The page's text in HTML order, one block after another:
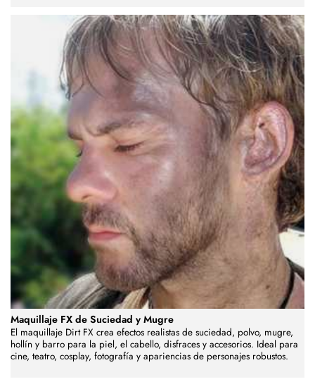
Maquillaje FX de Suciedad y Mugre
El maquillaje Dirt FX crea efectos realistas de suciedad, polvo, mugre,
hollín y barro para la piel, el cabello, disfraces y accesorios. Ideal para
cine, teatro, cosplay, fotografía y apariencias de personajes robustos.